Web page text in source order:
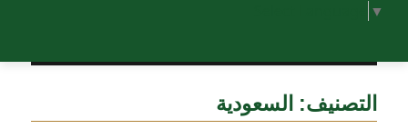
▼
التصنيف: السعودية